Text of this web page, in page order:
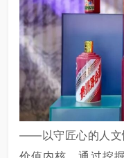
——以守匠心的人文